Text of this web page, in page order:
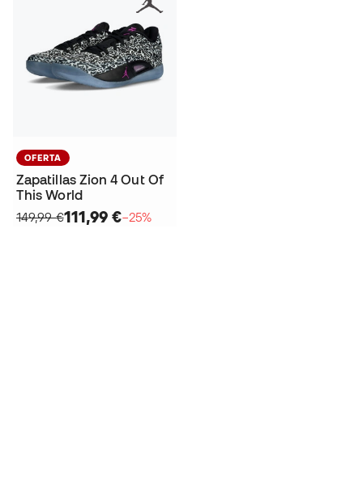
OFERTA
Zapatillas Zion 4 Out Of
This World
149,99 €111,99 €−25%